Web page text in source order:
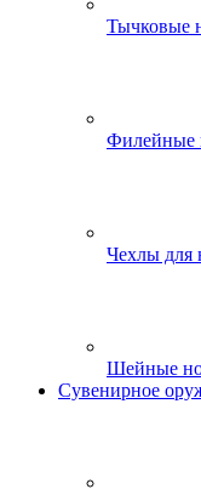
Тычковые
Филейные
Чехлы для
Шейные
Сувенирное